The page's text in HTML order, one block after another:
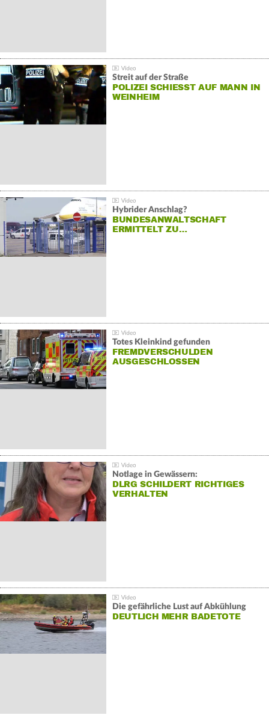
Streit auf der Straße
POLIZEI SCHIESST AUF MANN IN W
EINHEIM
Hybrider Anschlag?
BUNDESANWALTSCHAFT
ERMITTELT ZU…
Totes Kleinkind gefunden
FREMDVERSCHULDEN
AUSGESCHLOSSEN
Notlage in Gewässern:
DLRG SCHILDERT RICHTIGES
VERHALTEN
Die gefährliche Lust auf Abkühlung
DEUTLICH MEHR BADETOTE